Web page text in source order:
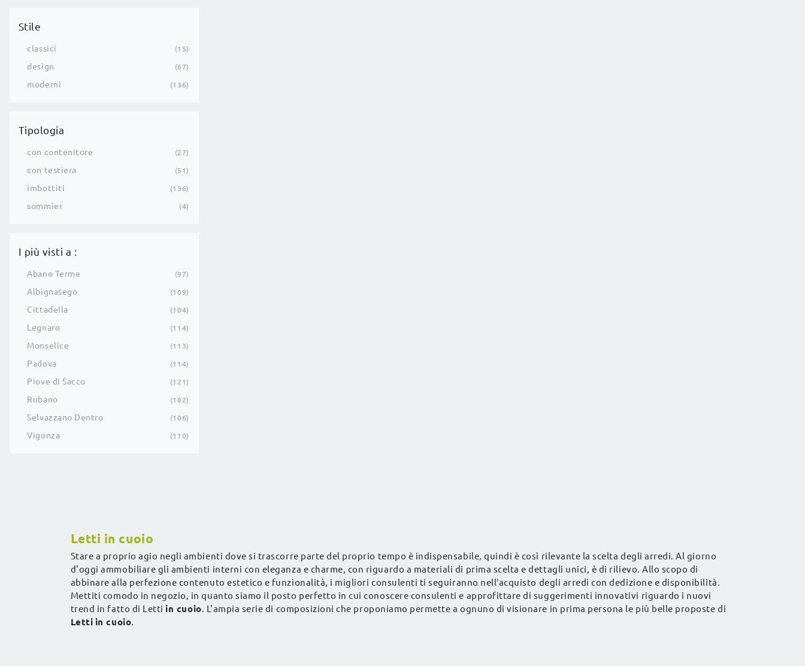
Stile
classici 15
design 67
moderni 136
Tipologia
con contenitore 27
con testiera 51
imbottiti 136
sommier 4
I più visti a :
Abano Terme 97
Albignasego 109
Cittadella 104
Legnaro 114
Monselice 113
Padova 114
Piove di Sacco 121
Rubano 102
Selvazzano Dentro 106
Vigonza 110
Letti in cuoio
Stare a proprio agio negli ambienti dove si trascorre parte del proprio tempo è indispensabile, quindi è così rilevante la scelta degli arredi. Al giorno
d'oggi ammobiliare gli ambienti interni con eleganza e charme, con riguardo a materiali di prima scelta e dettagli unici, è di rilievo. Allo scopo di
abbinare alla perfezione contenuto estetico e funzionalità, i migliori consulenti ti seguiranno nell’acquisto degli arredi con dedizione e disponibilità.
Mettiti comodo in negozio, in quanto siamo il posto perfetto in cui conoscere consulenti e approfittare di suggerimenti innovativi riguardo i nuovi
trend in fatto di Lettiin cuoio. L'ampia serie di composizioni che proponiamo permette a ognuno di visionare in prima persona le più belle proposte di
Letti in cuoio.